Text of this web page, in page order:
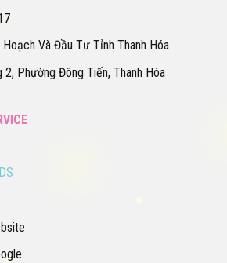
Và Đầu Tư Tỉnh Thanh Hóa
Phường Đông Tiến, Thanh Hóa